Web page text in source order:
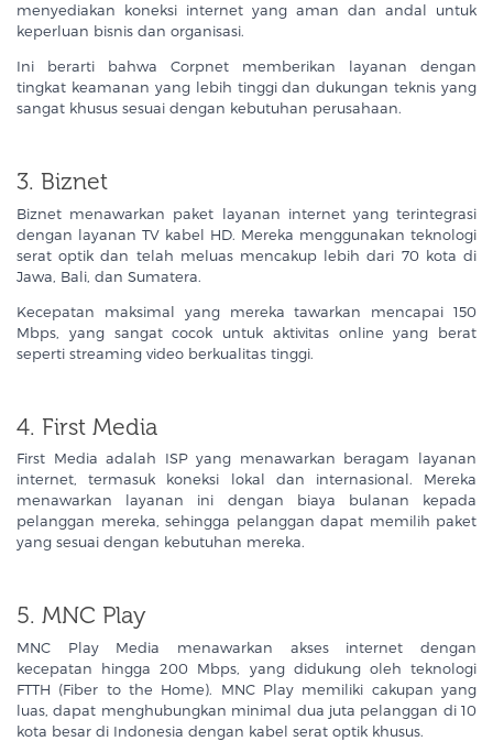
menyediakan koneksi internet yang aman dan andal untuk
keperluan bisnis dan organisasi.
Ini berarti bahwa Corpnet memberikan layanan dengan
tingkat keamanan yang lebih tinggi dan dukungan teknis yang
sangat khusus sesuai dengan kebutuhan perusahaan.
3. Biznet
Biznet menawarkan paket layanan internet yang terintegrasi
dengan layanan TV kabel HD. Mereka menggunakan teknologi
serat optik dan telah meluas mencakup lebih dari 70 kota di
Jawa, Bali, dan Sumatera.
Kecepatan maksimal yang mereka tawarkan mencapai 150
Mbps, yang sangat cocok untuk aktivitas online yang berat
seperti streaming video berkualitas tinggi.
4. First Media
First Media adalah ISP yang menawarkan beragam layanan
internet, termasuk koneksi lokal dan internasional. Mereka
menawarkan layanan ini dengan biaya bulanan kepada
pelanggan mereka, sehingga pelanggan dapat memilih paket
yang sesuai dengan kebutuhan mereka.
5. MNC Play
MNC Play Media menawarkan akses internet dengan
kecepatan hingga 200 Mbps, yang didukung oleh teknologi
FTTH (Fiber to the Home). MNC Play memiliki cakupan yang
luas, dapat menghubungkan minimal dua juta pelanggan di 10
kota besar di Indonesia dengan kabel serat optik khusus.